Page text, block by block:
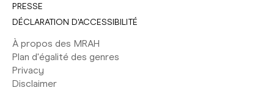
PRESSE
DÉCLARATION D'ACCESSIBILITÉ
À propos des MRAH
Plan d'égalité des genres
Privacy
Disclaimer